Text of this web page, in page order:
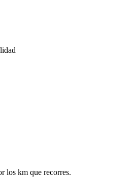
los km que recorres.